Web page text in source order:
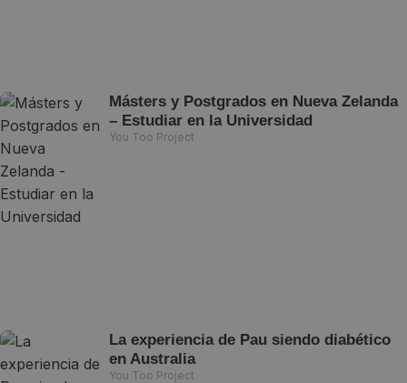
Másters y Postgrados en Nueva Zelanda
– Estudiar en la Universidad
You Too Project
La experiencia de Pau siendo diabético
en Australia
You Too Project